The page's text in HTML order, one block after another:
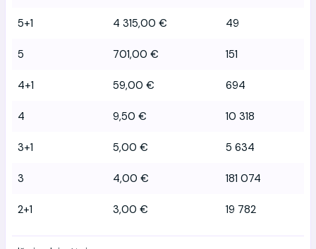
5+1 4 315,00 € 49
5 701,00 € 151
4+1 59,00 € 694
4 9,50 € 10 318
3+1 5,00 € 5 634
3 4,00 € 181 074
2+1 3,00 € 19 782